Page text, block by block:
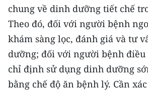
chung về dinh dưỡng tiết chế
Theo đó, đối với người bệnh
khám sàng lọc, đánh giá và tư
dưỡng; đối với người bệnh
chỉ định sử dụng dinh dưỡng
bằng chế độ ăn bệnh lý. Cần